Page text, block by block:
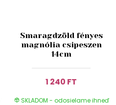
Smaragdzöld fényes
magnólia csipeszen
14cm
1 240 FT
SKLADOM - odosielame ihneď